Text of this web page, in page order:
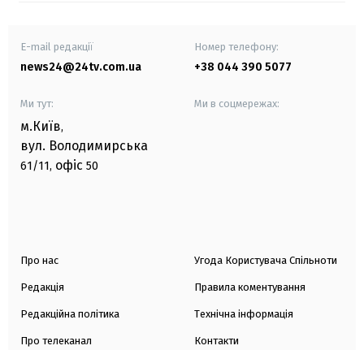
E-mail редакції
news24@24tv.com.ua
Номер телефону:
+38 044 390 5077
Ми тут:
м.Київ,
вул. Володимирська
61/11, офіс 50
Ми в соцмережах:
Про нас
Редакція
Редакційна політика
Про телеканал
Угода Користувача Спільноти
Правила коментування
Технічна інформація
Контакти